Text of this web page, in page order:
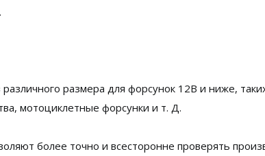
размера для форсунок 12В и ниже, таких
мотоциклетные форсунки и т. Д.
более точно и всесторонне проверять